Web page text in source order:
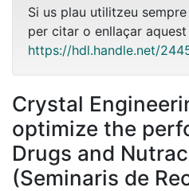
Si us plau utilitzeu
per citar o enllaçar
https://hdl.handle.net/
Crystal
optimize the
Drugs and
(Seminaris de